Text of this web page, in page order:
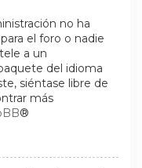
no ha
el foro o nadie
a un
del idioma
siéntase libre de
más
®